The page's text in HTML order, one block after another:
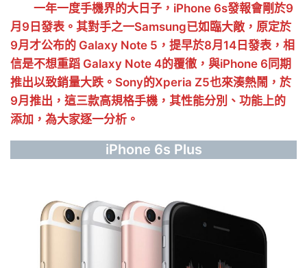
一年一度手機界的大日子，iPhone 6s發報會剛於9
月9日發表。其對手之一Samsung已如臨大敵，原定於
9月才公布的 Galaxy Note 5，提早於8月14日發表，相
信是不想重蹈 Galaxy Note 4的覆徹，與iPhone 6同期
推出以致銷量大跌。Sony的Xperia Z5也來湊熱鬧，於
9月推出，這三款高規格手機，其性能分別、功能上的
添加，為大家逐一分析。
iPhone 6s Plus